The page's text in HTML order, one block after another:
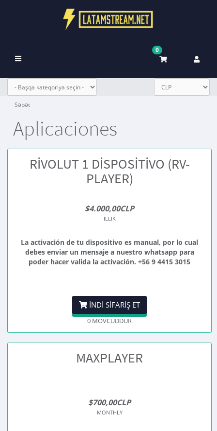
Naviqasiyaya
0
Səbət
Aplicaciones
RIVOLUT 1 DISPOSITIVO (RV-
PLAYER)
$4.000,00CLP
İLLIK
La activación de tu dispositivo es manual, por lo cual
debes enviar un mensaje a nuestro whatsapp para
poder hacer valida la activación. +56 9 4415 3015
İNDI SIFARIŞ ET
0 MÖVCUDDUR
MAXPLAYER
$700,00CLP
MONTHLY